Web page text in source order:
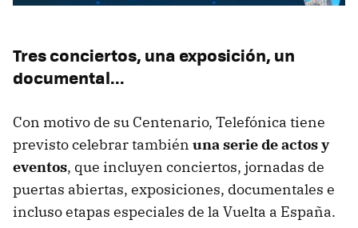
Tres conciertos, una exposición, un
documental...
Con motivo de su Centenario, Telefónica tiene
previsto celebrar también una serie de actos y
eventos, que incluyen conciertos, jornadas de
puertas abiertas, exposiciones, documentales e
incluso etapas especiales de la Vuelta a España.